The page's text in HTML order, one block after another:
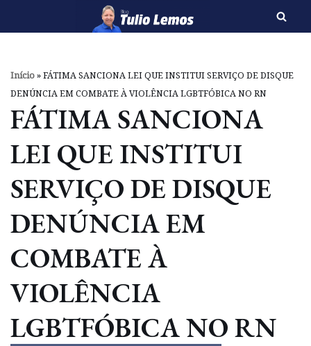
o
conteúdo
Início»FÁTIMA SANCIONA LEI QUE INSTITUI SERVIÇO DE DISQUE
DENÚNCIA EM COMBATE À VIOLÊNCIA LGBTFÓBICA NO RN
FÁTIMA SANCIONA
LEI QUE INSTITUI
SERVIÇO DE DISQUE
DENÚNCIA EM
COMBATE À
VIOLÊNCIA
LGBTFÓBICA NO RN